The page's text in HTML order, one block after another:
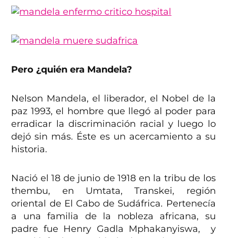
Pero ¿quién era Mandela?
Nelson Mandela, el liberador, el Nobel de la
paz 1993, el hombre que llegó al poder para
erradicar la discriminación racial y luego lo
dejó sin más. Éste es un acercamiento a su
historia.
Nació el 18 de junio de 1918 en la tribu de los
thembu, en Umtata, Transkei, región
oriental de El Cabo de Sudáfrica. Pertenecía
a una familia de la nobleza africana, su
padre fue Henry Gadla Mphakanyiswa, y